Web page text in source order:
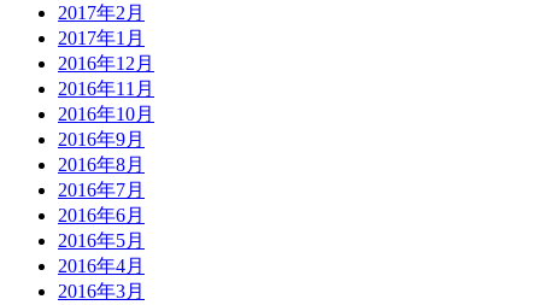
2017年2月
2017年1月
2016年12月
2016年11月
2016年10月
2016年9月
2016年8月
2016年7月
2016年6月
2016年5月
2016年4月
2016年3月